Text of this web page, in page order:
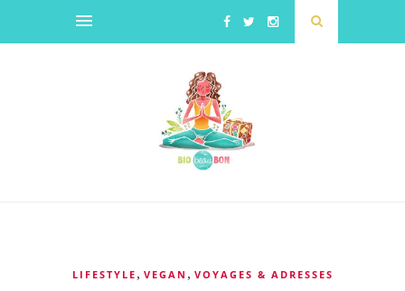
LIFESTYLE , VEGAN , VOYAGES & ADRESSES